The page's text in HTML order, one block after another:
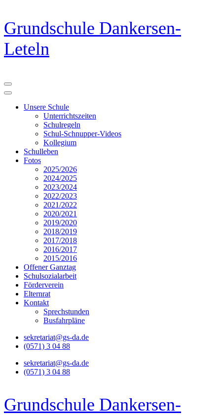
Zum
Inhalt
springen
(Eingabetaste
drücken)
Grundschule Dankersen-
Leteln
Unsere Schule
Unterrichtszeiten
Schulregeln
Schul-Schnupper-Videos
Kollegium
Schulleben
Fotos
2025/2026
2024/2025
2023/2024
2022/2023
2021/2022
2020/2021
2019/2020
2018/2019
2017/2018
2016/2017
2015/2016
Offener Ganztag
Schulsozialarbeit
Förderverein
Elternrat
Kontakt
Sprechstunden
Busfahrpläne
sekretariat@gs-da.de
(0571) 3 04 88
sekretariat@gs-da.de
(0571) 3 04 88
Grundschule Dankersen-